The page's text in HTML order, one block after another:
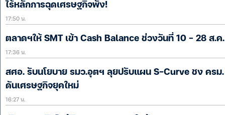
ไร้หลักการฉุดเศรษฐกิจพัง!
17:50 น.
ตลาดฯให้ SMT เข้า Cash Balance ช่วงวันที่ 10 – 28 ส.ค.
17:36 น.
สศอ. รับนโยบาย รมว.อุตฯ ลุยปรับแผน S-Curve ชง ครม.
ดันเศรษฐกิจยุคใหม่
16:27 น.